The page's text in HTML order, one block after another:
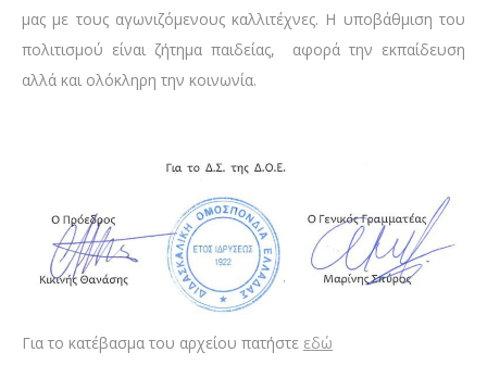
μας με τους αγωνιζόμενους καλλιτέχνες. Η υποβάθμιση του
πολιτισμού είναι ζήτημα παιδείας, αφορά την εκπαίδευση
αλλά και ολόκληρη την κοινωνία.
Για το κατέβασμα του αρχείου πατήστε εδώ